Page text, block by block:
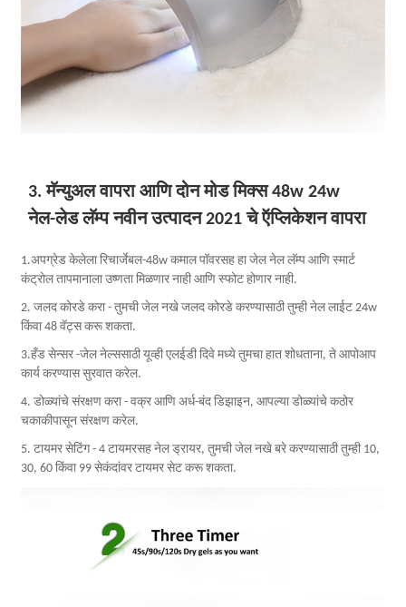
3. मॅन्युअल वापरा आणि दोन मोड मिक्स 48w 24w
नेल-लेड लॅम्प नवीन उत्पादन 2021 चे ऍप्लिकेशन वापरा
1.अपग्रेड केलेला रिचार्जेबल-48w कमाल पॉवरसह हा जेल नेल लॅम्प आणि स्मार्ट
कंट्रोल तापमानाला उष्णता मिळणार नाही आणि स्फोट होणार नाही.
2. जलद कोरडे करा - तुमची जेल नखे जलद कोरडे करण्यासाठी तुम्ही नेल लाईट 24w
किंवा 48 वॅट्स करू शकता.
3.हँड सेन्सर -जेल नेल्ससाठी यूव्ही एलईडी दिवे मध्ये तुमचा हात शोधताना, ते आपोआप
कार्य करण्यास सुरवात करेल.
4. डोळ्यांचे संरक्षण करा - वक्र आणि अर्ध-बंद डिझाइन, आपल्या डोळ्यांचे कठोर
चकाकीपासून संरक्षण करेल.
5. टायमर सेटिंग - 4 टायमरसह नेल ड्रायर, तुमची जेल नखे बरे करण्यासाठी तुम्ही 10,
30, 60 किंवा 99 सेकंदांवर टायमर सेट करू शकता.